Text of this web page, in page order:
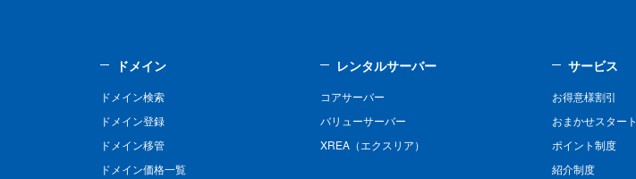
ドメイン
ドメイン検索
ドメイン登録
ドメイン移管
ドメイン価格一覧
レンタルサーバー
コアサーバー
バリューサーバー
XREA（エクスリア）
サービス
お得意様割引
おまかせスタート
ポイント制度
紹介制度